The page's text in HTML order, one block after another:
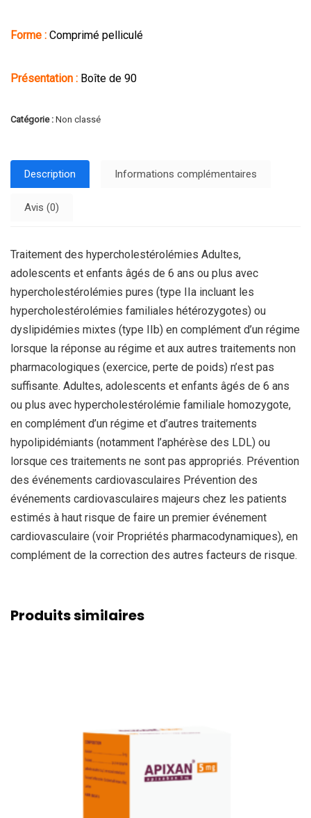
Forme : Comprimé pelliculé
Présentation : Boîte de 90
Catégorie : Non classé
Description Informations complémentaires
Avis (0)
Traitement des hypercholestérolémies Adultes,
adolescents et enfants âgés de 6 ans ou plus avec
hypercholestérolémies pures (type IIa incluant les
hypercholestérolémies familiales hétérozygotes) ou
dyslipidémies mixtes (type IIb) en complément d’un régime
lorsque la réponse au régime et aux autres traitements non
pharmacologiques (exercice, perte de poids) n’est pas
suffisante. Adultes, adolescents et enfants âgés de 6 ans
ou plus avec hypercholestérolémie familiale homozygote,
en complément d’un régime et d’autres traitements
hypolipidémiants (notamment l’aphérèse des LDL) ou
lorsque ces traitements ne sont pas appropriés. Prévention
des événements cardiovasculaires Prévention des
événements cardiovasculaires majeurs chez les patients
estimés à haut risque de faire un premier événement
cardiovasculaire (voir Propriétés pharmacodynamiques), en
complément de la correction des autres facteurs de risque.
Produits similaires